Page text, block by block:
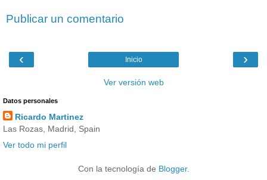
Publicar un comentario
‹ ›
Inicio
Ver versión web
Datos personales
Ricardo Martinez
Las Rozas, Madrid, Spain
Ver todo mi perfil
Con la tecnología de Blogger.